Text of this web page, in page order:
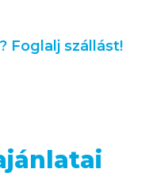
Foglalj szállást!